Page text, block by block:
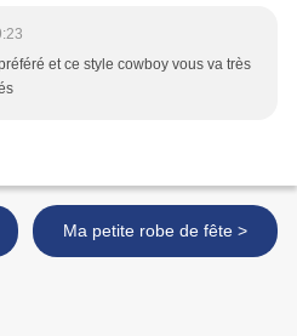
et ce style cowboy vous va très
Ma petite robe de fête >